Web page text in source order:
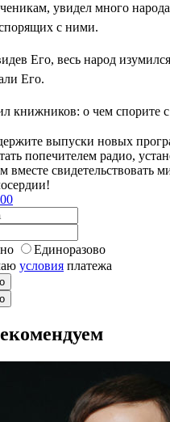
увидел много
с ними.
Его, весь народ
Его.
книжников: о чем спорите
выпуски новых
попечителем радио,
вместе свидетельствовать
Единоразово
условия платежа